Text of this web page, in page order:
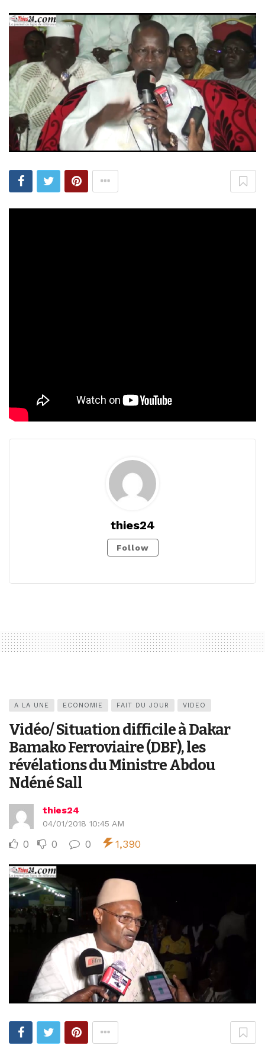
thies24
Follow
A LA UNE ECONOMIE FAIT DU JOUR VIDEO
Vidéo/ Situation difficile à Dakar
Bamako Ferroviaire (DBF), les
révélations du Ministre Abdou
Ndéné Sall
thies24
04/01/2018 10:45 AM
0 0 0 1,390